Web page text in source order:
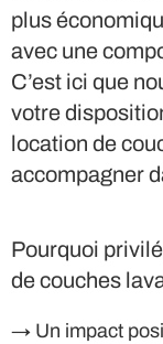
plus
avec une
C’est ici que
votre
location de
accompagner
Pourquoi
de couches
→ Un impact